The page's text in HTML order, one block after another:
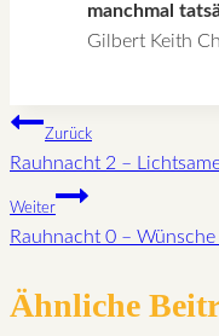
manchmal
Gilbert Keith
Zurück
Rauhnacht 2 –
Weiter
Rauhnacht 0 –
Ähnliche